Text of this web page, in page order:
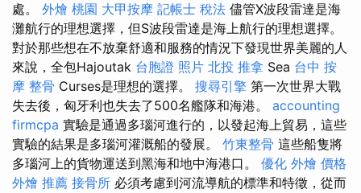
處。 外燴 桃園 大甲按摩 記帳士 稅法 儘管X波段雷達是海
灘航行的理想選擇，但S波段雷達是海上航行的理想選擇。
對於那些想在不放棄舒適和服務的情況下發現世界美麗的人
來說，全包Hajoutak 台胞證 照片 北投 推拿 Sea 台中 按
摩 整骨 Curses是理想的選擇。 搜尋引擎 第一次世界大戰
失去後，匈牙利也失去了500名艦隊和海港。 accounting
firmcpa 實驗是通過多瑙河進行的，以發起海上貿易，這些
實驗的結果是多瑙河灌溉船的發展。 竹東整骨 這些船隻將
多瑙河上的貨物運送到黑海和地中海港口。 優化 外燴 價格
外燴 推薦 接骨所 必須考慮到河流導航的標準和特徵，從而